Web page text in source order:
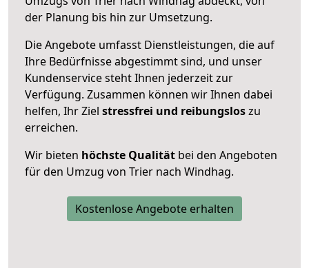
der Planung bis hin zur Umsetzung.
Die Angebote umfasst Dienstleistungen, die auf
Ihre Bedürfnisse abgestimmt sind, und unser
Kundenservice steht Ihnen jederzeit zur
Verfügung. Zusammen können wir Ihnen dabei
helfen, Ihr Ziel stressfrei und reibungsloszu
erreichen.
Wir bieten höchste Qualität bei den Angeboten
für den Umzug von Trier nach Windhag.
Kostenlose Angebote erhalten